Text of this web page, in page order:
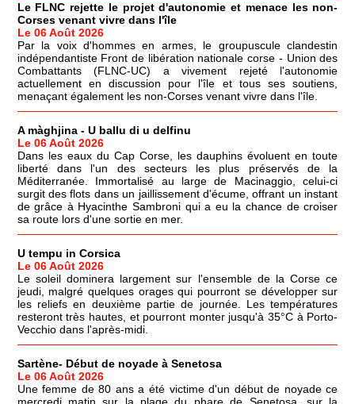
Le FLNC rejette le projet d'autonomie et menace les non-
Corses venant vivre dans l'île
Le 06 Août 2026
Par la voix d'hommes en armes, le groupuscule clandestin
indépendantiste Front de libération nationale corse - Union des
Combattants (FLNC-UC) a vivement rejeté l'autonomie
actuellement en discussion pour l'île et tous ses soutiens,
menaçant également les non-Corses venant vivre dans l'île.
A màghjina - U ballu di u delfinu
Le 06 Août 2026
Dans les eaux du Cap Corse, les dauphins évoluent en toute
liberté dans l'un des secteurs les plus préservés de la
Méditerranée. Immortalisé au large de Macinaggio, celui-ci
surgit des flots dans un jaillissement d'écume, offrant un instant
de grâce à Hyacinthe Sambroni qui a eu la chance de croiser
sa route lors d'une sortie en mer.
U tempu in Corsica
Le 06 Août 2026
Le soleil dominera largement sur l'ensemble de la Corse ce
jeudi, malgré quelques orages qui pourront se développer sur
les reliefs en deuxième partie de journée. Les températures
resteront très hautes, et pourront monter jusqu'à 35°C à Porto-
Vecchio dans l'après-midi.
Sartène- Début de noyade à Senetosa
Le 06 Août 2026
Une femme de 80 ans a été victime d'un début de noyade ce